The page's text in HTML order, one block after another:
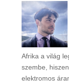
Afrika a világ
szembe,
elektromos